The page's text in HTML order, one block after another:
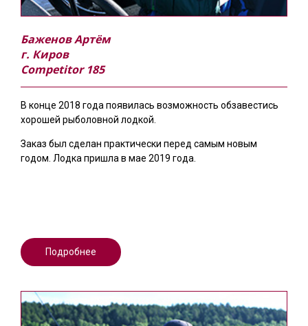
Баженов Артём
г. Киров
Competitor 185
В конце 2018 года появилась возможность обзавестись
хорошей рыболовной лодкой.
Заказ был сделан практически перед самым новым
годом. Лодка пришла в мае 2019 года.
Подробнее